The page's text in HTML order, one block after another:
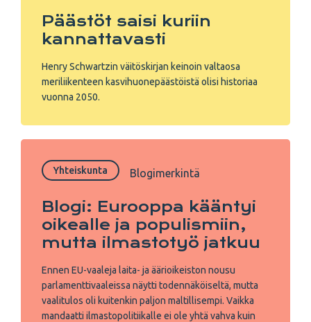
Päästöt saisi kuriin
kannattavasti
Henry Schwartzin väitöskirjan keinoin valtaosa
meriliikenteen kasvihuonepäästöistä olisi historiaa
vuonna 2050.
Yhteiskunta Blogimerkintä
Blogi: Eurooppa kääntyi
oikealle ja populismiin,
mutta ilmastotyö jatkuu
Ennen EU-vaaleja laita- ja äärioikeiston nousu
parlamenttivaaleissa näytti todennäköiseltä, mutta
vaalitulos oli kuitenkin paljon maltillisempi. Vaikka
mandaatti ilmastopolitiikalle ei ole yhtä vahva kuin